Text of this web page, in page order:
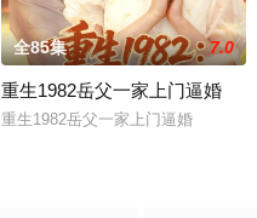
全85集 7.0
重生1982岳父一家上门逼婚
重生1982岳父一家上门逼婚